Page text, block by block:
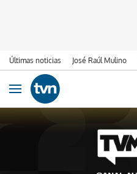
Últimas noticias José Raúl Mulino
Ir al contenido
Obrir navegació